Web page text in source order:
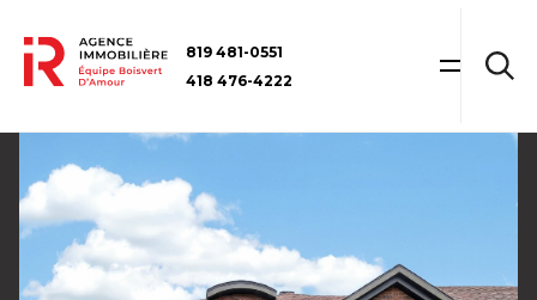
819 481-0551
418 476-4222